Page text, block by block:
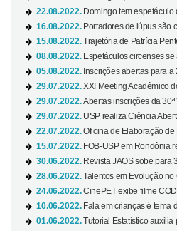
22.08.2022. Domingo tem espetáculo
16.08.2022. Portadores de lúpus são
15.08.2022.Trajetória de Patrícia
08.08.2022. Espetáculos circenses
05.08.2022. Inscrições abertas para a
29.07.2022.XXI Meeting Acadêmico
29.07.2022.Abertas inscrições da 30ª
29.07.2022. USP realiza Ciência
22.07.2022.Oficina de Elaboração de
15.07.2022. FOB-USP em Rondônia
30.06.2022. Revista JAOS sobe para
28.06.2022.Talentos em Evolução no
24.06.2022.CinePET exibe filme
10.06.2022. Fala em crianças é tema
01.06.2022.Tutorial Estatístico auxilia